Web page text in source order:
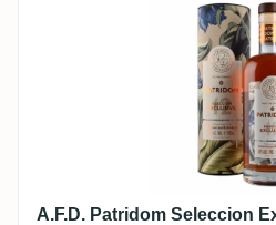
A.F.D. Patridom
A.F.D. Patridom Seleccion